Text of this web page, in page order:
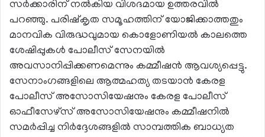
സർക്കാരിന് നൽകിയ വിശദമായ ഉത്തരവിൽ
പറഞ്ഞു. പരിഷ്കൃത സമൂഹത്തിന് യോജിക്കാത്തതും
മാനവിക വിരുദ്ധവുമായ കൊളോണിയൽ കാലത്തെ
ശേഷിപ്പുകൾ പോലീസ് സേനയിൽ
അവസാനിപ്പിക്കണമെന്നും കമ്മീഷൻ ആവശ്യപ്പെട്ടു.
സേനാംഗങ്ങളിലെ ആത്മഹത്യ തടയാൻ കേരള
പോലീസ് അസോസിയേഷനും കേരള പോലീസ്
ഓഫീസേഴ്സ് അസോസിയേഷനും കമ്മീഷനിൽ
സമർപ്പിച്ച നിർദ്ദേശങ്ങളിൽ സാമ്പത്തിക ബാധ്യത